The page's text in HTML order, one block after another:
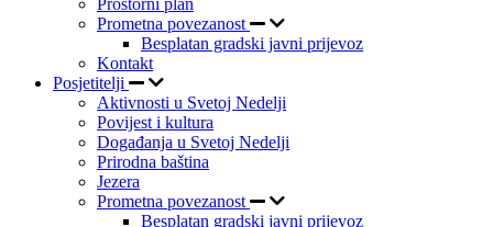
Prometna povezanost
Besplatan gradski javni prijevoz
Kontakt
Posjetitelji
Aktivnosti u Svetoj Nedelji
Povijest i kultura
Događanja u Svetoj Nedelji
Prirodna baština
Jezera
Prometna povezanost
Besplatan gradski javni prijevoz